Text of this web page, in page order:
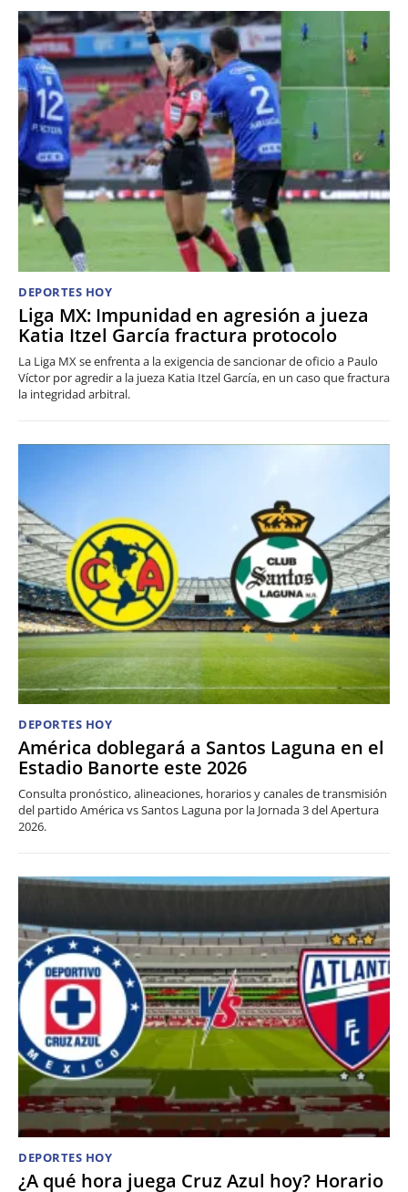
DEPORTES HOY
Liga MX: Impunidad en agresión a jueza
Katia Itzel García fractura protocolo
La Liga MX se enfrenta a la exigencia de sancionar de oficio a Paulo
Víctor por agredir a la jueza Katia Itzel García, en un caso que fractura
la integridad arbitral.
DEPORTES HOY
América doblegará a Santos Laguna en el
Estadio Banorte este 2026
Consulta pronóstico, alineaciones, horarios y canales de transmisión
del partido América vs Santos Laguna por la Jornada 3 del Apertura
2026.
DEPORTES HOY
¿A qué hora juega Cruz Azul hoy? Horario